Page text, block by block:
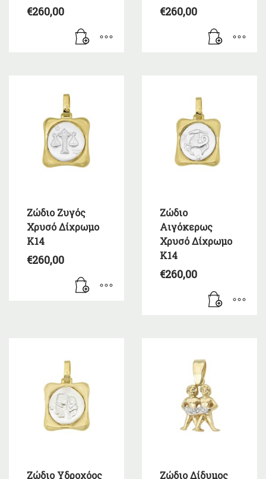
€260,00 €260,00
Ζώδιο Ζυγός
Χρυσό Δίχρωμο
Κ14
€260,00
Ζώδιο
Αιγόκερως
Χρυσό Δίχρωμο
Κ14
€260,00
Ζώδιο Υδροχόος Ζώδιο Δίδυμος